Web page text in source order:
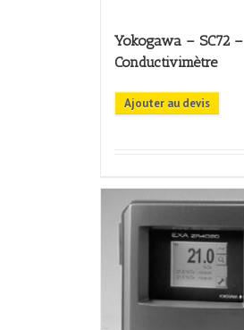
Yokogawa – SC72 –
Conductivimètre
Ajouter au devis